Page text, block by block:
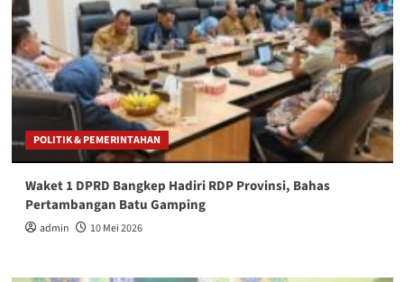
POLITIK & PEMERINTAHAN
Waket 1 DPRD Bangkep Hadiri RDP Provinsi, Bahas
Pertambangan Batu Gamping
admin 10 Mei 2026